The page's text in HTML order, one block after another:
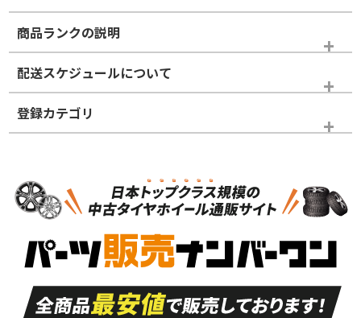
商品ランクの説明
※商品ランクは出品者の主観により判断しておりますので、あら
かじめご了承ください。
ホイールランク
S
品）
S
新車外し品（新古
付き
A
走行距離も少なく、
目立つ傷もほとんど
ない中古品
A
走行距離も少なく、
非常に状態の良い中
古品
配送スケジュールについて
登録カテゴリ
タイヤホイールセット